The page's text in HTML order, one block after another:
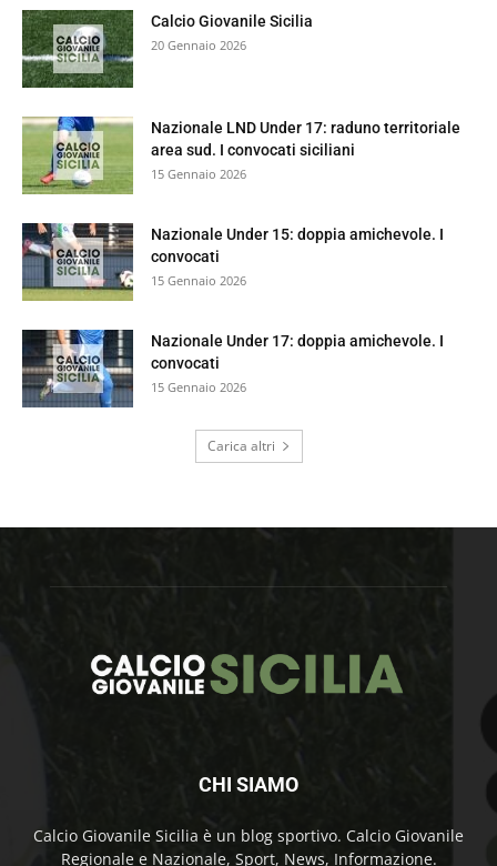
Calcio Giovanile Sicilia
20 Gennaio 2026
Nazionale LND Under 17: raduno territoriale
area sud. I convocati siciliani
15 Gennaio 2026
Nazionale Under 15: doppia amichevole. I
convocati
15 Gennaio 2026
Nazionale Under 17: doppia amichevole. I
convocati
15 Gennaio 2026
Carica altri
CHI SIAMO
Calcio Giovanile Sicilia è un blog sportivo. Calcio Giovanile
Regionale e Nazionale, Sport, News, Informazione.